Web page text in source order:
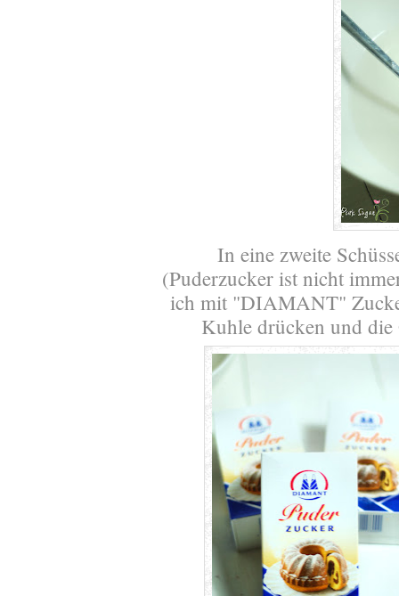
In eine zweite
(Puderzucker ist nicht
ich mit "DIAMANT"
Kuhle drücken und